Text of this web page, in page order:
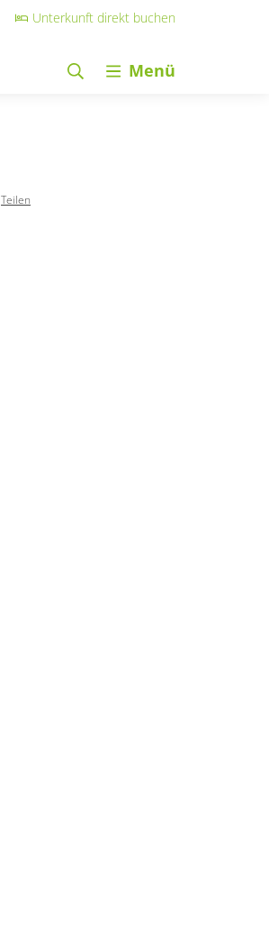
Unterkunft direkt buchen
Menü
Teilen